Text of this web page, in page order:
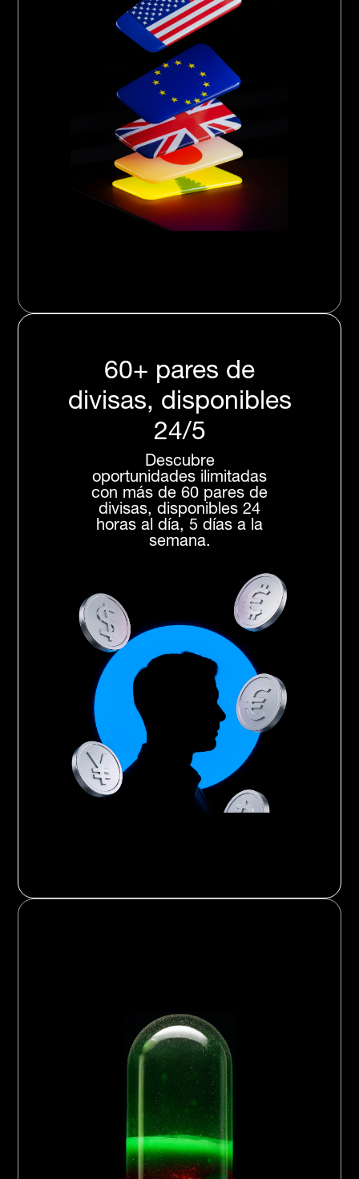
60+ pares de
divisas, disponibles
24/5
Descubre
oportunidades ilimitadas
con más de 60 pares de
divisas, disponibles 24
horas al día, 5 días a la
semana.